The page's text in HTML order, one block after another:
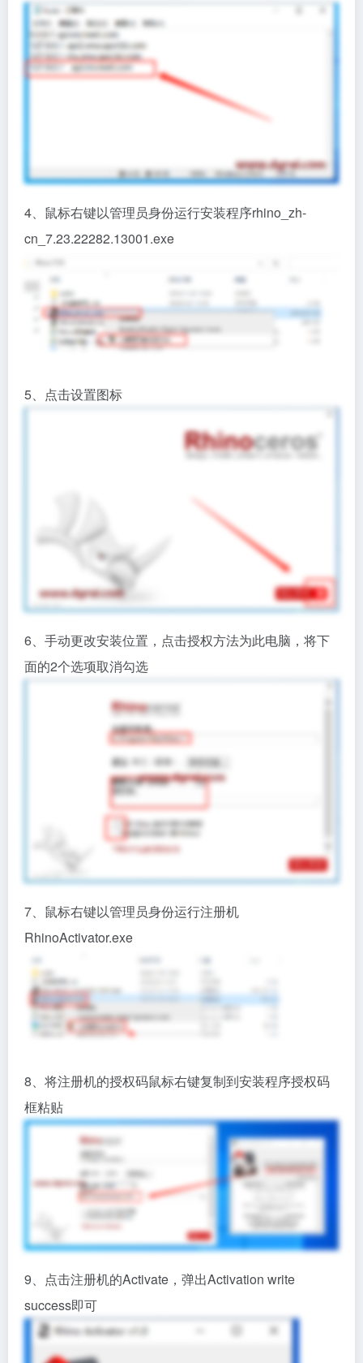
4、鼠标右键以管理员身份运行安装程序rhino_zh-
cn_7.23.22282.13001.exe
5、点击设置图标
6、手动更改安装位置，点击授权方法为此电脑，将下
面的2个选项取消勾选
7、鼠标右键以管理员身份运行注册机
RhinoActivator.exe
8、将注册机的授权码鼠标右键复制到安装程序授权码
框粘贴
9、点击注册机的Activate，弹出Activation write
success即可